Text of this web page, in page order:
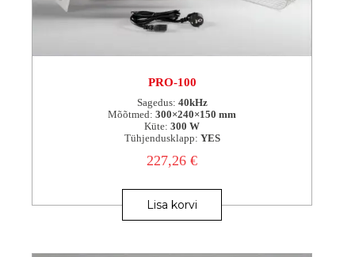
PRO-100
Sagedus: 40kHz
Mõõtmed: 300×240×150 mm
Küte: 300 W
Tühjendusklapp: YES
227,26€
Lisa korvi